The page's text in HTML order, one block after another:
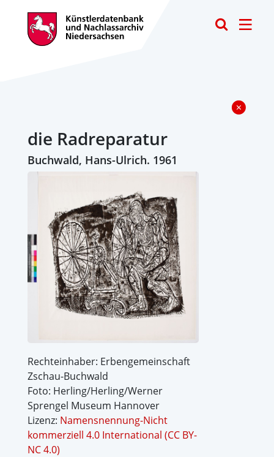
die Radreparatur
Buchwald, Hans-Ulrich. 1961
Rechteinhaber: Erbengemeinschaft
Zschau-Buchwald
Foto: Herling/Herling/Werner
Sprengel Museum Hannover
Lizenz: Namensnennung-Nicht
kommerziell 4.0 International (CC BY-
NC 4.0)